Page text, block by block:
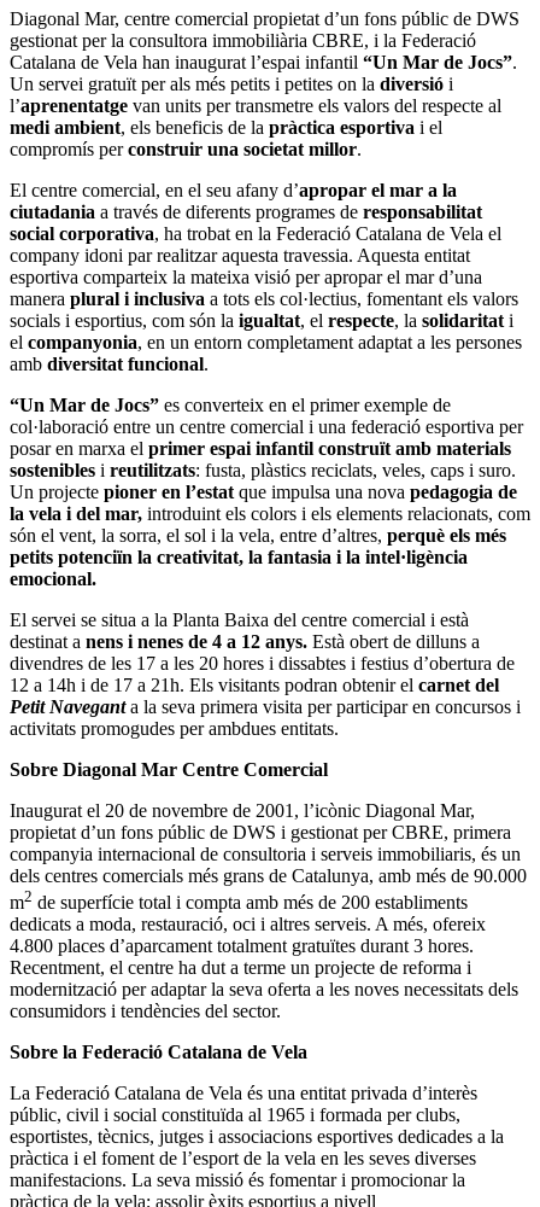
Diagonal Mar, centre comercial propietat d’un fons públic de DWS
gestionat per la consultora immobiliària CBRE, i la Federació
Catalana de Vela han inaugurat l’espai infantil “Un Mar de Jocs”.
Un servei gratuït per als més petits i petites on la diversió i
l’aprenentatge van units per transmetre els valors del respecte al
medi ambient, els beneficis de la pràctica esportiva i el
compromís perconstruir una societat millor.
El centre comercial, en el seu afany d’apropar el mar a la
ciutadania a través de diferents programes de responsabilitat
social corporativa, ha trobat en la Federació Catalana de Vela el
company idoni par realitzar aquesta travessia. Aquesta entitat
esportiva comparteix la mateixa visió per apropar el mar d’una
manera plural i inclusiva a tots els col·lectius, fomentant els valors
socials i esportius, com són la igualtat, el respecte, la solidaritat i
el companyonia, en un entorn completament adaptat a les persones
amb diversitat funcional.
“Un Mar de Jocs” es converteix en el primer exemple de
col·laboració entre un centre comercial i una federació esportiva per
posar en marxa el primer espai infantil construït amb materials
sostenibles i reutilitzats: fusta, plàstics reciclats, veles, caps i suro.
Un projecte pioner en l’estat que impulsa una nova pedagogia de
la vela i del mar, introduint els colors i els elements relacionats, com
són el vent, la sorra, el sol i la vela, entre d’altres, perquè els més
petits potenciïn la creativitat, la fantasia i la intel·ligència
emocional.
El servei se situa a la Planta Baixa del centre comercial i està
destinat a nens i nenes de 4 a 12 anys. Està obert de dilluns a
divendres de les 17 a les 20 hores i dissabtes i festius d’obertura de
12 a 14h i de 17 a 21h. Els visitants podran obtenir el carnet del
Petit Naveganta la seva primera visita per participar en concursos i
activitats promogudes per ambdues entitats.
Sobre Diagonal Mar Centre Comercial
Inaugurat el 20 de novembre de 2001, l’icònic Diagonal Mar,
propietat d’un fons públic de DWS i gestionat per CBRE, primera
companyia internacional de consultoria i serveis immobiliaris, és un
dels centres comercials més grans de Catalunya, amb més de 90.000
m2 de superfície total i compta amb més de 200 establiments
dedicats a moda, restauració, oci i altres serveis. A més, ofereix
4.800 places d’aparcament totalment gratuïtes durant 3 hores.
Recentment, el centre ha dut a terme un projecte de reforma i
modernització per adaptar la seva oferta a les noves necessitats dels
consumidors i tendències del sector.
Sobre la Federació Catalana de Vela
La Federació Catalana de Vela és una entitat privada d’interès
públic, civil i social constituïda al 1965 i formada per clubs,
esportistes, tècnics, jutges i associacions esportives dedicades a la
pràctica i el foment de l’esport de la vela en les seves diverses
manifestacions. La seva missió és fomentar i promocionar la
pràctica de la vela; assolir èxits esportius a nivell